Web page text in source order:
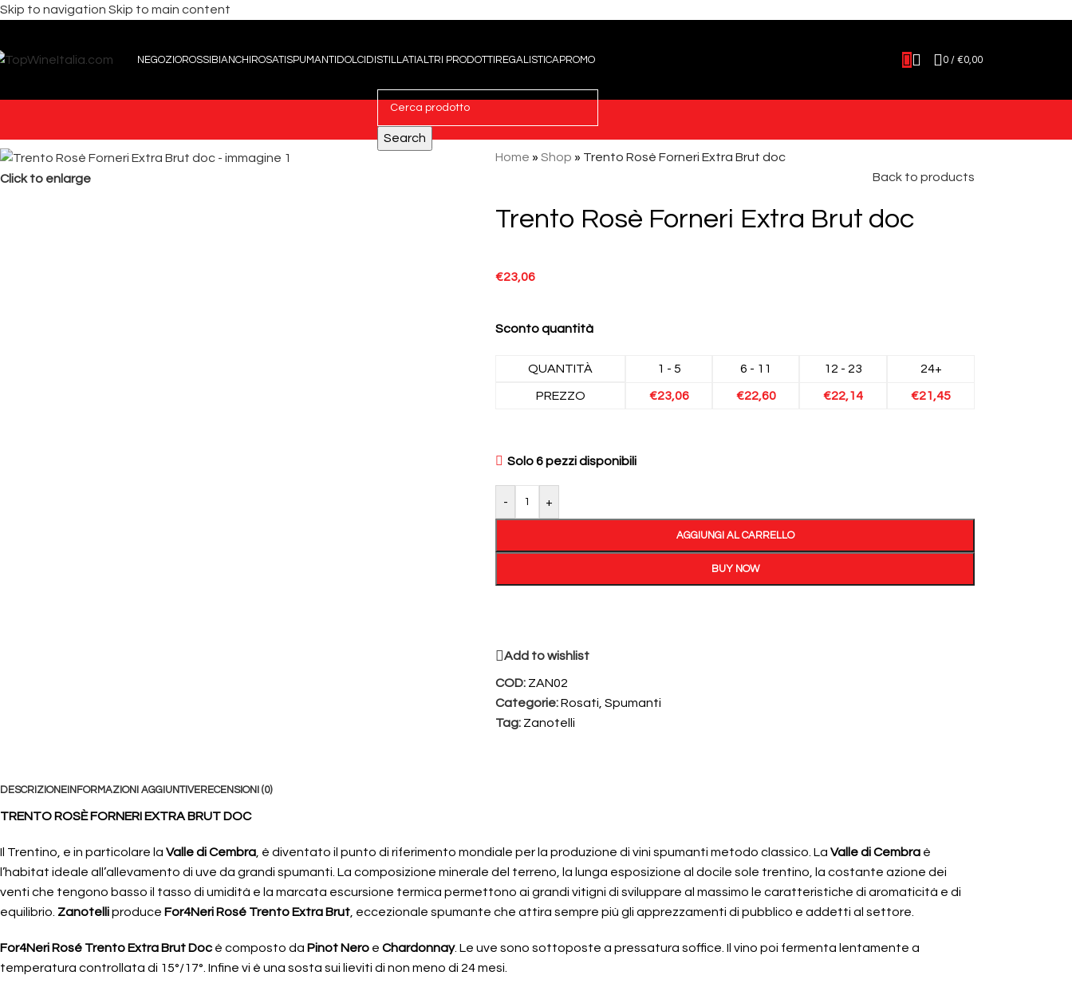
Skip to navigation Skip to main content
NEGOZIOROSSI BIANCHI ROSATI SPUMANTI DOLCI DISTILLATI ALTRI PRODOTTI REGALISTICAPROMO 0 / €0,00
Search
Click to enlarge
Home » Shop » Trento Rosè Forneri Extra Brut doc
Back to products
Trento Rosè Forneri Extra Brut doc
€23,06
Sconto quantità
QUANTITÀ 1 - 5 6 - 11 12 - 23 24+
PREZZO €23,06 €22,60 €22,14 €21,45
Solo 6 pezzi disponibili
- +
AGGIUNGI AL CARRELLO
BUY NOW
Add to wishlist
COD: ZAN02
Categorie:Rosati Spumanti
Tag: Zanotelli
DESCRIZIONE INFORMAZIONI AGGIUNTIVERECENSIONI (0)
TRENTO ROSÈ FORNERI EXTRA BRUT DOC
Il Trentino, e in particolare la Valle di Cembra , è diventato il punto di riferimento mondiale per la produzione di vini spumanti metodo classico. La Valle di Cembra è
l’habitat ideale all’allevamento di uve da grandi spumanti. La composizione minerale del terreno, la lunga esposizione al docile sole trentino, la costante azione dei
venti che tengono basso il tasso di umidità e la marcata escursione termica permettono ai grandi vitigni di sviluppare al massimo le caratteristiche di aromaticità e di
equilibrio. Zanotelliproduce For4Neri Rosé Trento Extra Brut , eccezionale spumante che attira sempre più gli apprezzamenti di pubblico e addetti al settore.
For4Neri Rosé Trento Extra Brut Doc è composto da Pinot Nero e Chardonnay. Le uve sono sottoposte a pressatura soffice. Il vino poi fermenta lentamente a
temperatura controllata di 15°/17°. Infine vi è una sosta sui lieviti di non meno di 24 mesi.